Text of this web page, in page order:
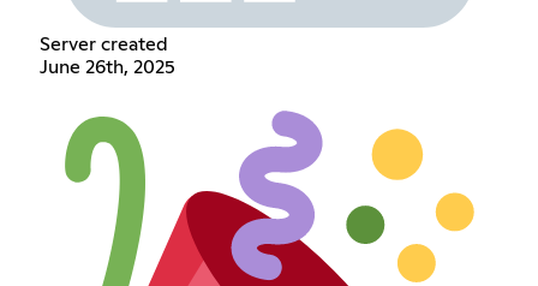
Server created
June 26th, 2025